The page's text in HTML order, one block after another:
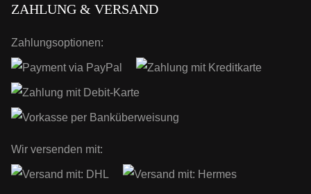
ZAHLUNG & VERSAND
Zahlungsoptionen:
Wir versenden mit: